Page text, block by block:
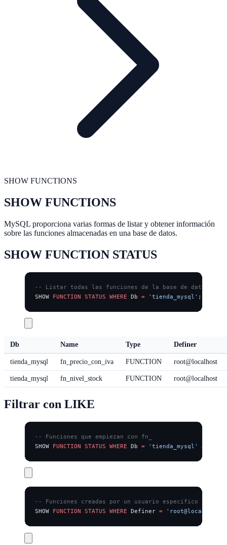
SHOW FUNCTIONS
SHOW FUNCTIONS
MySQL proporciona varias formas de listar y obtener información
sobre las funciones almacenadas en una base de datos.
SHOW FUNCTION STATUS
-- Listar todas las funciones de la base de datos
SHOW FUNCTION STATUS WHERE Db = 'tienda_mysql' ;
Db Name Type Definer
tienda_mysql fn_precio_con_iva FUNCTION root@localhost
tienda_mysql fn_nivel_stock FUNCTION root@localhost
Filtrar con LIKE
-- Funciones que empiezan con fn_
SHOW FUNCTION STATUS WHERE Db = 'tienda_mysql' AND
-- Funciones creadas por un usuario específico
SHOW FUNCTION STATUS WHERE Definer = 'root@localhost'